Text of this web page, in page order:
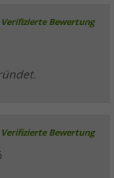
Verifizierte Bewertung
Verifizierte Bewertung